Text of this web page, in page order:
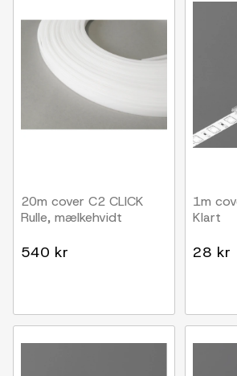
20m cover C2 CLICK
Rulle, mælkehvidt
540 kr
1m
Klart
28 kr